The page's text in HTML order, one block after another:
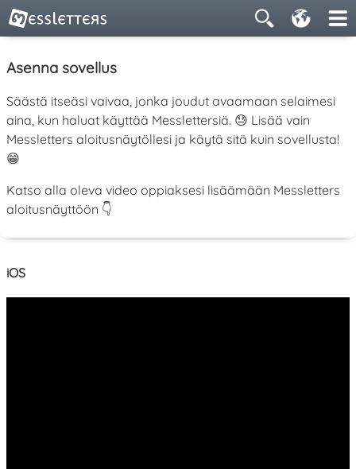
Asenna sovellus
Säästä itseäsi vaivaa, jonka joudut avaamaan selaimesi
aina, kun haluat käyttää Messlettersiä. 😓 Lisää vain
Messletters aloitusnäytöllesi ja käytä sitä kuin sovellusta!
😁
Katso alla oleva video oppiaksesi lisäämään Messletters
aloitusnäyttöön 👇
iOS